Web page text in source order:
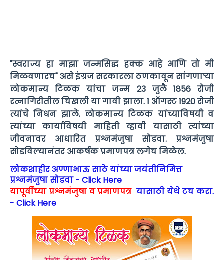
"स्वराज्य हा माझा जन्मसिद्ध हक्क आहे आणि तो मी
मिळवणारच" असे इंग्रज सरकारला ठणकावून सांगणाऱ्या
लोकमान्य टिळक यांचा जन्म 23 जुलै 1856 रोजी
रत्नागिरीतील चिखली या गावी झाला. 1 ऑगस्ट 1920 रोजी
त्यांचे निधन झाले. लोकमान्य टिळक यांच्याविषयी व
त्यांच्या कार्याविषयी माहिती व्हावी यासाठी त्यांच्या
जीवनावर आधारित प्रश्नमंजुषा सोडवा. प्रश्नमंजुषा
सोडविल्यानंतर आकर्षक प्रमाणपत्र लगेच मिळेल.
लोकशाहीर अण्णाभाऊ साठे यांच्या जयंतीनिमित्त
प्रश्नमंजुषा सोडवा - Click Here
यापूर्वीच्या प्रश्नमंजुषा व प्रमाणपत्रयासाठी येथे टच करा.
- Click Here